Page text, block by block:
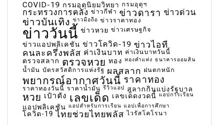
COVID-19 กรมอุตุนิยมวิทยา กรมอุตุฯ
กระทรวงการคลัง ข่าวกีฬา ข่าวดารา ข่าวด่วน
ข่าวบันเทิง ข่าวมือถือ ข่าวราคาทอง
ข่าววันนี้ ข่าวหวย ข่าวเศรษฐกิจ
ข่าวแอปพลิเคชัน ข่าวโควิด-19 ข่าวไอที
คนละครึ่งพลัส ค่าเงินบาท ค่าเงินบาทวันนี้
ตรวจสลาก ตรวจหวย ทอง ทองคำแท่ง ธนาคารออมสิน
น้ำมัน บัตรสวัสดิการแห่งรัฐ ผลสลาก ฝนตกหนัก
พยากรณ์อากาศวันนี้ ราคาทอง
ราคาทองวันนี้ ราคาน้ำมัน รีวิวแอป สลากกินแบ่งรัฐบาล
หวย เป๋าตัง เลขเด็ด เลขเด็ดงวดนี้ แอปการเรียน
แอปพลิเคชัน แอปสำหรับการเรียน แอปเพื่อการศึกษา
โควิด-19 ไทยช่วยไทยพลัส ไวรัสโคโรนา